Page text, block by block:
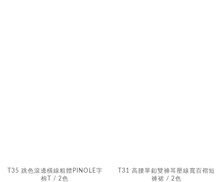
T35 跳色滾邊橫線粗體PINOLE字
棉T / 2色
T31 高腰單釦雙褲耳壓線寬百褶短
褲裙 / 2色